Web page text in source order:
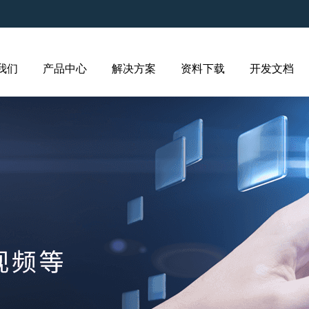
们 产品中心 解决方案 资料下载 开发文档